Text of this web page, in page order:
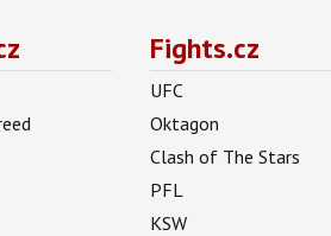
Fights.cz
UFC
Oktagon
Clash of The Stars
PFL
KSW